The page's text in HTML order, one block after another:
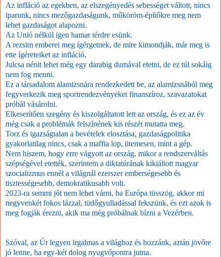
Az infláció az egekben, az elszegényedés sebességet váltott, nincs
iparunk, nincs mezőgazdaságunk, műköröm-építőkre meg nem
lehet gazdaságot alapozni.
Az Unió nélkül igen hamar térdre esünk.
A rezsim emberei meg ígérgetnek, de mire kimondják, már meg is
ette ígéreteiket az infláció.
Julcsa nénit lehet még egy darabig dumával etetni, de ez túl sokáig
nem fog menni.
Ez a társadalom alamizsnára rendezkedett be, az alamizsnából meg
fegyverkezik meg sportrendezvényeket finanszíroz, szavazatokat
próbál vásárolni.
Elkeserítően szegény és kiszolgáltatott lett az ország, és ez az év
még csak a problémák felszínének kis részét mutatta meg.
Torz és igazságtalan a bevételek elosztása, gazdaságpolitika
gyakorlatilag nincs, csak a maffia lop, ütemesen, mint a gép.
Nem hiszem, hogy erre vágyott az ország, mikor a rendszerváltás
szépségével etették, szerintem a diktatúrának kikiáltott magyar
szocializmus ennél a világnál ezerszer emberségesebb és
tisztességesebb, demokratikusabb volt.
2023-ra semmi jót nem lehet várni, ha Európa tüsszög, akkor mi
negyvenkét fokos lázzal, tüdőgyulladással fekszünk, és ezt azok is
meg fogják érezni, akik ma még próbálnak bízni a Vezérben.
Szóval, az Úr legyen irgalmas a világhoz és hozzánk, aztán jövőre
jó lenne, ha egy-két dolog nyugvópontra jutna.